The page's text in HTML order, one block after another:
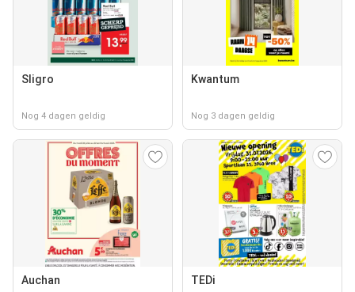
Sligro
Nog 4 dagen geldig
Kwantum
Nog 3 dagen geldig
Auchan TEDi